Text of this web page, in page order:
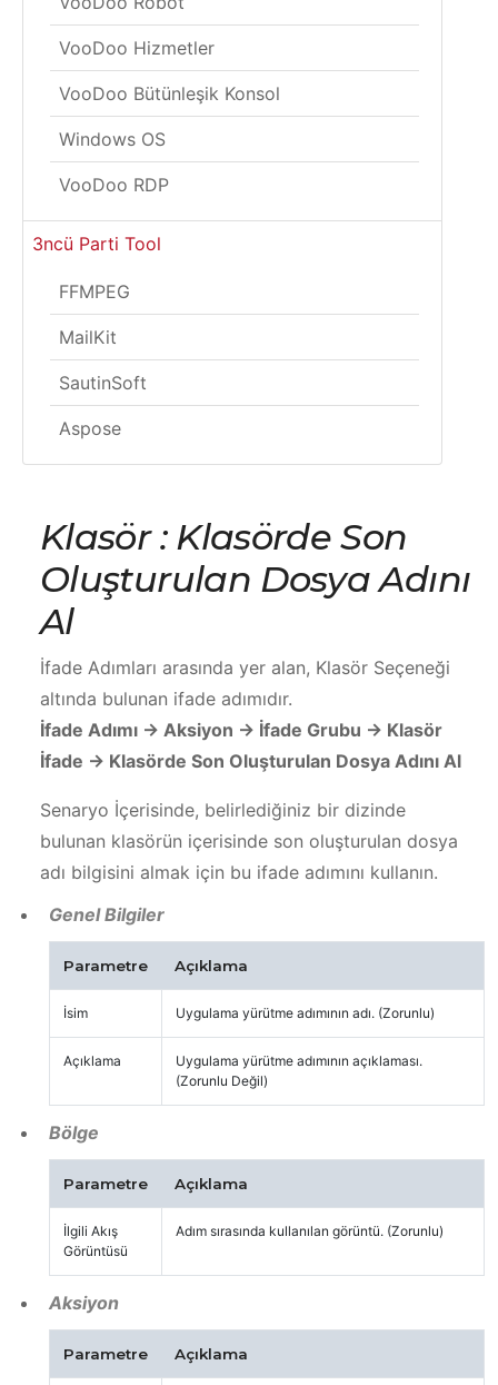
VooDoo Hizmetler
VooDoo Bütünleşik Konsol
Windows OS
VooDoo RDP
3ncü Parti Tool
FFMPEG
MailKit
SautinSoft
Aspose
Klasör : Klasörde Son
Oluşturulan Dosya Adını
Al
İfade Adımları arasında yer alan, Klasör Seçeneği
altında bulunan ifade adımıdır.
İfade Adımı -> Aksiyon -> İfade Grubu -> Klasör
İfade -> Klasörde Son Oluşturulan Dosya Adını Al
Senaryo İçerisinde, belirlediğiniz bir dizinde
bulunan klasörün içerisinde son oluşturulan dosya
adı bilgisini almak için bu ifade adımını kullanın.
Genel Bilgiler
Parametre Açıklama
İsim Uygulama yürütme adımının adı. (Zorunlu)
Açıklama
Uygulama yürütme adımının açıklaması.
(Zorunlu Değil)
Bölge
Parametre Açıklama
İlgili Akış
Görüntüsü
Adım sırasında kullanılan görüntü. (Zorunlu)
Aksiyon
Parametre Açıklama